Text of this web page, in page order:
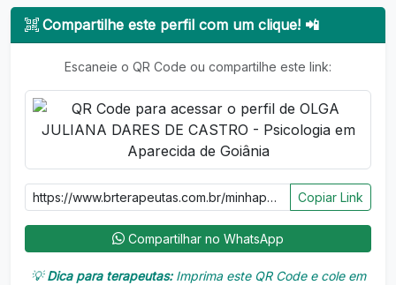
Compartilhe este perfil com um clique! 📲
Escaneie o QR Code ou compartilhe este link:
Copiar Link
Compartilhar no WhatsApp
💡Dica para terapeutas:Imprima este QR Code e cole em